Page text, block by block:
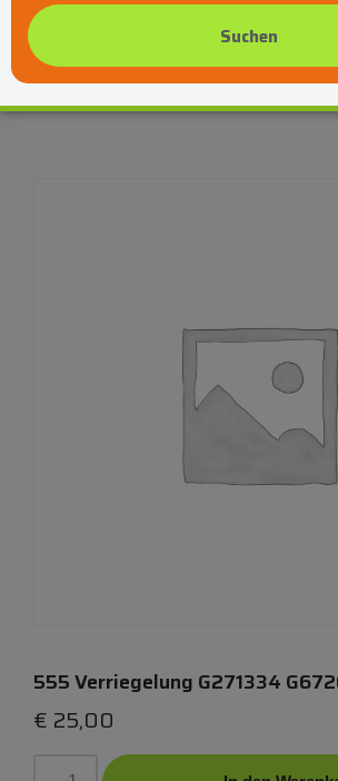
555 Verriegelung G271334
€ 25,00